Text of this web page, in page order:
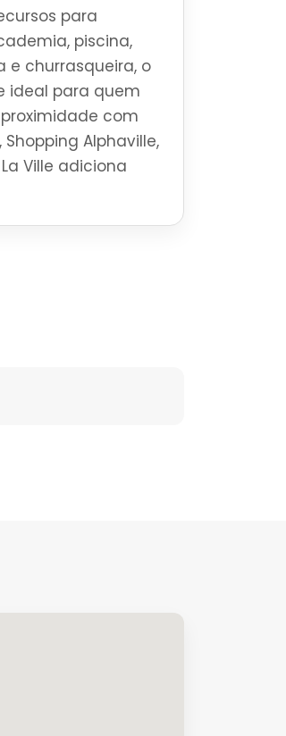
para
piscina,
e churrasqueira, o
ideal para quem
com
Alphaville,
Ville adiciona